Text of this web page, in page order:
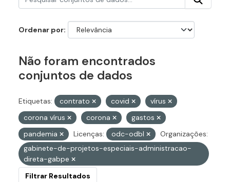
Ordenar por
Não foram encontrados
conjuntos de dados
Etiquetas: contrato covid
vírus
corona vírus
corona
gastos
pandemia
Licenças: odc-odbl
Organizações:
gabinete-de-projetos-especiais-administracao-
direta-gabpe
Filtrar Resultados